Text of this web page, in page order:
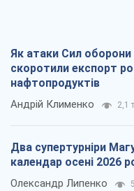
Як атаки Сил оборони
скоротили експорт
нафтопродуктів
Андрій Клименко 2,1
Два супертурніри
календар осені 2026
Олександр Липенко